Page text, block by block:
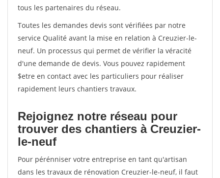
tous les partenaires du réseau.
Toutes les demandes devis sont vérifiées par notre
service Qualité avant la mise en relation à Creuzier-le-
neuf. Un processus qui permet de vérifier la véracité
d'une demande de devis. Vous pouvez rapidement
$etre en contact avec les particuliers pour réaliser
rapidement leurs chantiers travaux.
Rejoignez notre réseau pour
trouver des chantiers à Creuzier-
le-neuf
Pour pérénniser votre entreprise en tant qu'artisan
dans les travaux de rénovation Creuzier-le-neuf, il faut